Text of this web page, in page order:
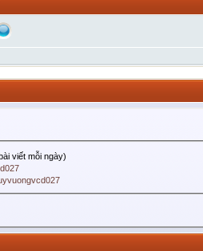
viết mỗi ngày)